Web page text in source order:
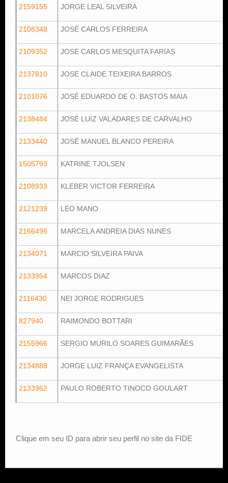
2159155 JORGE LEAL SILVEIRA
2108348 JOSÉ CARLOS FERREIRA
2109352 JOSE CARLOS MESQUITA FARIAS
2137810 JOSE CLAIDE TEIXEIRA BARROS
2101076 JOSÉ EDUARDO DE O. BASTOS MAIA
2138484 JOSÉ LUIZ VALADARES DE CARVALHO
2133440 JOSÉ MANUEL BLANCO PEREIRA
1505793 KATRINE TJOLSEN
2108933 KLEBER VICTOR FERREIRA
2121239 LEO MANO
2166496 MARCELA ANDREIA DIAS NUNES
2134071 MARCIO SILVEIRA PAIVA
2133954 MARCOS DIAZ
2116430 NEI JORGE RODRIGUES
827940 RAIMONDO BOTTARI
2155966 SERGIO MURILO SOARES GUIMARÃES
2134888 JORGE LUIZ FRANÇA EVANGELISTA
2133962 PAULO ROBERTO TINOCO GOULART
Clique em seu ID para abrir seu perfil no site da FIDE